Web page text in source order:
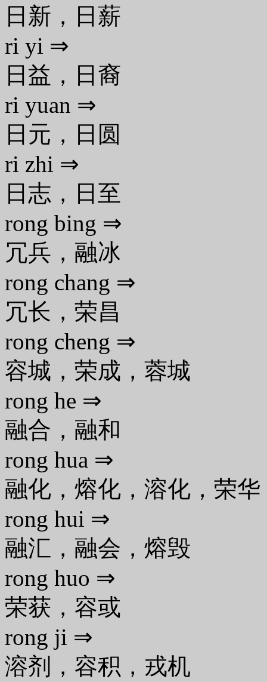
日新，日薪
ri yi ⇒
日益，日裔
ri yuan ⇒
日元，日圆
ri zhi ⇒
日志，日至
rong bing ⇒
冗兵，融冰
rong chang ⇒
冗长，荣昌
rong cheng ⇒
容城，荣成，蓉城
rong he ⇒
融合，融和
rong hua ⇒
融化，熔化，溶化，荣华
rong hui ⇒
融汇，融会，熔毁
rong huo ⇒
荣获，容或
rong ji ⇒
溶剂，容积，戎机